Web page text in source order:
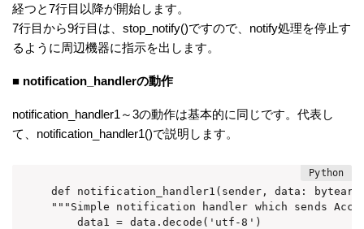
経つと7行目以降が開始します。
7行目から9行目は、stop_notify()ですので、notify処理を停止す
るように周辺機器に指示を出します。
■ notification_handlerの動作
notification_handler1～3の動作は基本的に同じです。代表し
て、notification_handler1()で説明します。
def notification_handler1(sender, data:
"""Simple notification handler which sends
    data1 = data.decode('utf-8')